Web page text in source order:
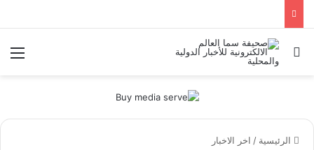
بحث عن
الرئيسية / اخر الاخبار